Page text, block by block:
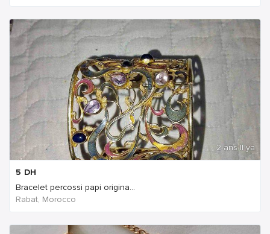
2 ans Il ya
5 DH
Bracelet percossi papi origina...
Rabat, Morocco